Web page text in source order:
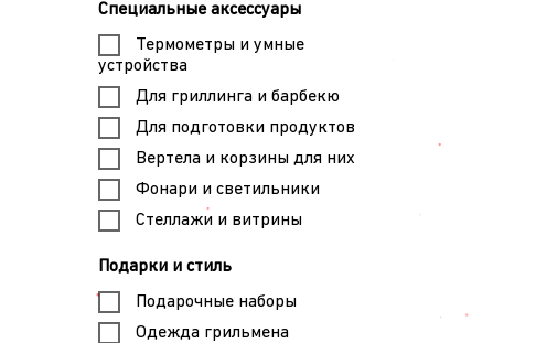
Специальные аксессуары
Термометры и умные
устройства
Для гриллинга и барбекю
Для подготовки продуктов
Вертела и корзины для них
Фонари и светильники
Стеллажи и витрины
Подарки и стиль
Подарочные наборы
Одежда грильмена